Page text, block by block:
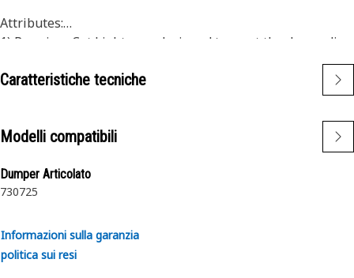
Attributes:
1) Premium Cat Lights are designed to meet the demanding
2)Cat Lights are adaptable to other machines in your fleet,
Application:
Caratteristiche tecniche
Modelli compatibili
Dumper Articolato
730725
Informazioni sulla garanzia
politica sui resi